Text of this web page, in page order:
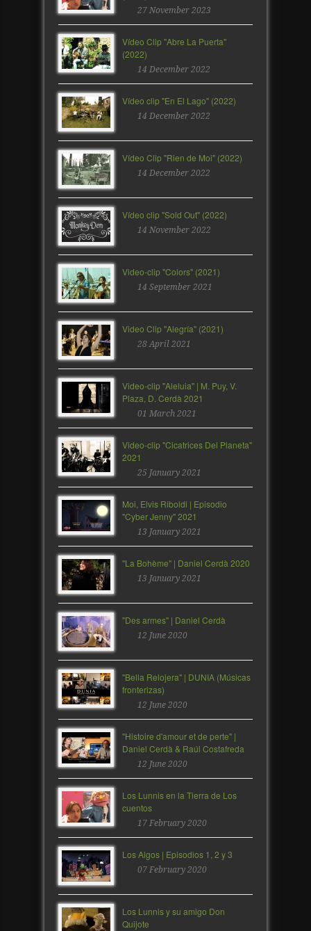
27 November 2023
Vídeo Clip "Abre La Puerta"
(2022)
14 December 2022
Vídeo clip "En El Lago" (2022)
14 December 2022
Vídeo Clip "Rien de Moi" (2022)
14 December 2022
Vídeo clip "Sold Out" (2022)
14 November 2022
Video-clip "Colors" (2021)
14 September 2021
Video Clip "Alegría" (2021)
28 April 2021
Video-clip "Aleluia" | M. Puy, V.
Plaza, D. Cerdà 2021
01 March 2021
Video-clip "Cicatrices Del Planeta"
2021
25 January 2021
Moi, Elvis Riboldi | Episodio
"Cyber Jenny" 2021
13 January 2021
"La Bohème" | Daniel Cerdà 2020
13 January 2021
"Des armes" | Daniel Cerdà
12 June 2020
"Bella Relojera" | DUNIA (Músicas
fronterizas)
12 June 2020
"Histoire d'amour et de perte" |
Daniel Cerdà & Raúl Costafreda
12 June 2020
Los Lunnis en la Tierra de Los
cuentos
17 February 2020
Los Algos | Episodios 1, 2 y 3
07 February 2020
Los Lunnis y su amigo Don
Quijote